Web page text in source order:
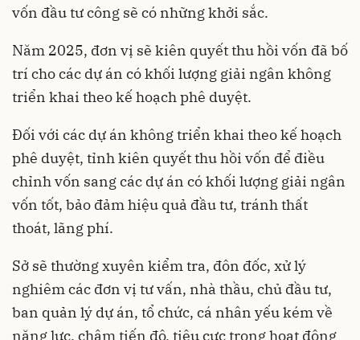
vốn đầu tư công sẽ có những khởi sắc.
Năm 2025, đơn vị sẽ kiên quyết thu hồi vốn đã bố
trí cho các dự án có khối lượng giải ngân không
triển khai theo kế hoạch phê duyệt.
Đối với các dự án không triển khai theo kế hoạch
phê duyệt, tỉnh kiên quyết thu hồi vốn để điều
chỉnh vốn sang các dự án có khối lượng giải ngân
vốn tốt, bảo đảm hiệu quả đầu tư, tránh thất
thoát, lãng phí.
Sở sẽ thường xuyên kiểm tra, đôn đốc, xử lý
nghiêm các đơn vị tư vấn, nhà thầu, chủ đầu tư,
ban quản lý dự án, tổ chức, cá nhân yếu kém về
năng lực, chậm tiến độ, tiêu cực trong hoạt động